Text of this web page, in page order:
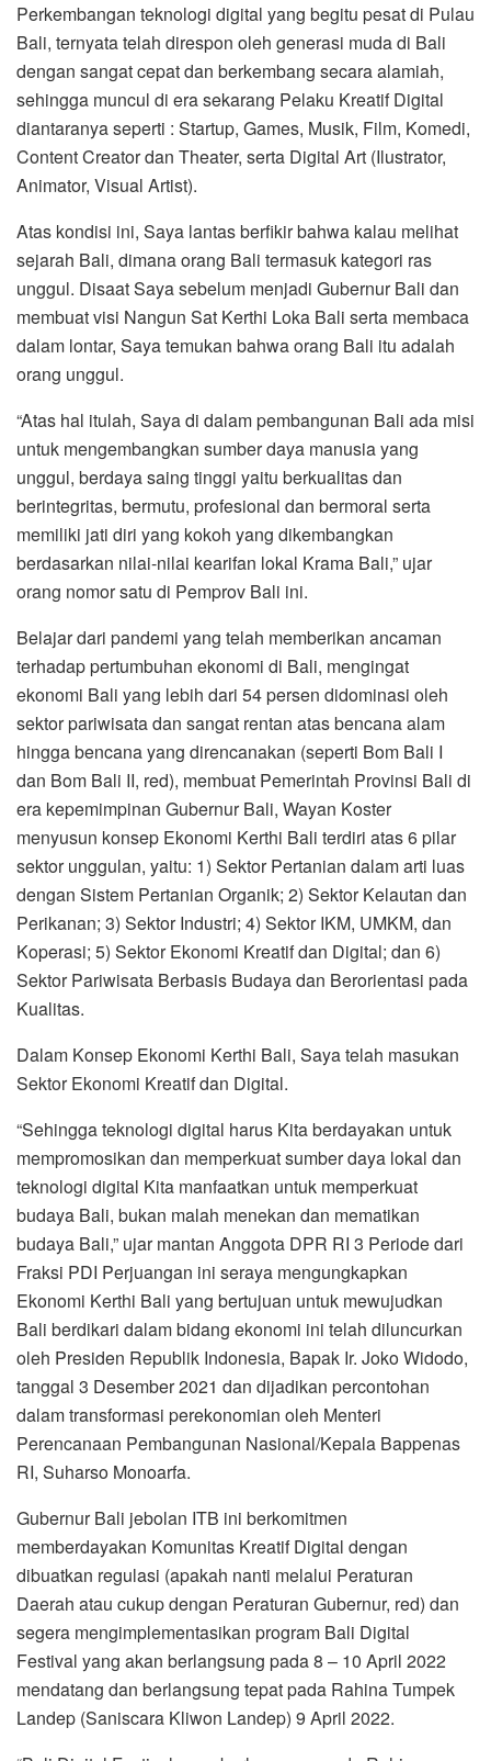
Perkembangan teknologi digital yang begitu pesat di Pulau
Bali, ternyata telah direspon oleh generasi muda di Bali
dengan sangat cepat dan berkembang secara alamiah,
sehingga muncul di era sekarang Pelaku Kreatif Digital
diantaranya seperti : Startup, Games, Musik, Film, Komedi,
Content Creator dan Theater, serta Digital Art (Ilustrator,
Animator, Visual Artist).
Atas kondisi ini, Saya lantas berfikir bahwa kalau melihat
sejarah Bali, dimana orang Bali termasuk kategori ras
unggul. Disaat Saya sebelum menjadi Gubernur Bali dan
membuat visi Nangun Sat Kerthi Loka Bali serta membaca
dalam lontar, Saya temukan bahwa orang Bali itu adalah
orang unggul.
“Atas hal itulah, Saya di dalam pembangunan Bali ada misi
untuk mengembangkan sumber daya manusia yang
unggul, berdaya saing tinggi yaitu berkualitas dan
berintegritas, bermutu, profesional dan bermoral serta
memiliki jati diri yang kokoh yang dikembangkan
berdasarkan nilai-nilai kearifan lokal Krama Bali,” ujar
orang nomor satu di Pemprov Bali ini.
Belajar dari pandemi yang telah memberikan ancaman
terhadap pertumbuhan ekonomi di Bali, mengingat
ekonomi Bali yang lebih dari 54 persen didominasi oleh
sektor pariwisata dan sangat rentan atas bencana alam
hingga bencana yang direncanakan (seperti Bom Bali I
dan Bom Bali II, red), membuat Pemerintah Provinsi Bali di
era kepemimpinan Gubernur Bali, Wayan Koster
menyusun konsep Ekonomi Kerthi Bali terdiri atas 6 pilar
sektor unggulan, yaitu: 1) Sektor Pertanian dalam arti luas
dengan Sistem Pertanian Organik; 2) Sektor Kelautan dan
Perikanan; 3) Sektor Industri; 4) Sektor IKM, UMKM, dan
Koperasi; 5) Sektor Ekonomi Kreatif dan Digital; dan 6)
Sektor Pariwisata Berbasis Budaya dan Berorientasi pada
Kualitas.
Dalam Konsep Ekonomi Kerthi Bali, Saya telah masukan
Sektor Ekonomi Kreatif dan Digital.
“Sehingga teknologi digital harus Kita berdayakan untuk
mempromosikan dan memperkuat sumber daya lokal dan
teknologi digital Kita manfaatkan untuk memperkuat
budaya Bali, bukan malah menekan dan mematikan
budaya Bali,” ujar mantan Anggota DPR RI 3 Periode dari
Fraksi PDI Perjuangan ini seraya mengungkapkan
Ekonomi Kerthi Bali yang bertujuan untuk mewujudkan
Bali berdikari dalam bidang ekonomi ini telah diluncurkan
oleh Presiden Republik Indonesia, Bapak Ir. Joko Widodo,
tanggal 3 Desember 2021 dan dijadikan percontohan
dalam transformasi perekonomian oleh Menteri
Perencanaan Pembangunan Nasional/Kepala Bappenas
RI, Suharso Monoarfa.
Gubernur Bali jebolan ITB ini berkomitmen
memberdayakan Komunitas Kreatif Digital dengan
dibuatkan regulasi (apakah nanti melalui Peraturan
Daerah atau cukup dengan Peraturan Gubernur, red) dan
segera mengimplementasikan program Bali Digital
Festival yang akan berlangsung pada 8 – 10 April 2022
mendatang dan berlangsung tepat pada Rahina Tumpek
Landep (Saniscara Kliwon Landep) 9 April 2022.